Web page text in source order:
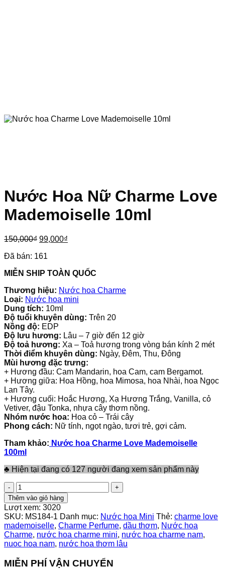
Nước Hoa Nữ Charme Love
Mademoiselle 10ml
150,000₫ Giá
là:
99,000₫
99,000₫.
Đã bán: 161
MIỄN SHIP TOÀN QUỐC
Thương hiệu: Nước hoa Charme
Loại: Nước hoa mini
Dung tích: 10ml
Độ tuổi khuyên dùng: Trên 20
Nồng độ: EDP
Độ lưu hương: Lâu – 7 giờ đến 12 giờ
Độ toả hương: Xa – Toả hương trong vòng bán kính 2 mét
Thời điểm khuyên dùng: Ngày, Đêm, Thu, Đông
Mùi hương đặc trưng:
+ Hương đầu: Cam Mandarin, hoa Cam, cam Bergamot.
+ Hương giữa: Hoa Hồng, hoa Mimosa, hoa Nhài, hoa Ngọc
Lan Tây.
+ Hương cuối: Hoắc Hương, Xạ Hương Trắng, Vanilla, cỏ
Vetiver, đậu Tonka, nhựa cây thơm nồng.
Nhóm nước hoa: Hoa cỏ – Trái cây
Phong cách: Nữ tính, ngọt ngào, tươi trẻ, gợi cảm.
Tham khảo: Nước hoa Charme Love Mademoiselle
100ml
♣ Hiện tại đang có 127 người đang xem sản phẩm này
Nước
Hoa
Nữ
Charme
Love
Mademoiselle
10ml
số
lượng
Thêm vào giỏ hàng
Lượt xem: 3020
SKU: MS184-1 Danh mục: Nước hoa Mini Thẻ: charme love
mademoiselle, Charme Perfume, dầu thơm, Nước hoa
Charme, nước hoa charme mini, nước hoa charme nam,
nuoc hoa nam, nước hoa thơm lâu
MIỄN PHÍ VẬN CHUYỂN